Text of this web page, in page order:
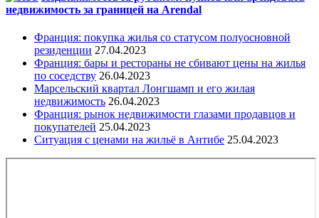
недвижимость за границей на Arendal
Франция: покупка жилья со статусом полуосновной
резиденции 27.04.2023
Франция: бары и рестораны не сбивают цены на жилья
по соседству 26.04.2023
Марсельский квартал Лонгшамп и его жилая
недвижимость 26.04.2023
Франция: рынок недвижимости глазами продавцов и
покупателей 25.04.2023
Ситуация с ценами на жильё в Антибе 25.04.2023